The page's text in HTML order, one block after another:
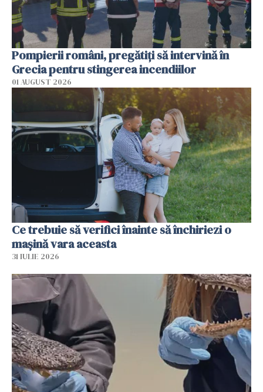
Pompierii români, pregătiţi să intervină în
Grecia pentru stingerea incendiilor
01 AUGUST 2026
Ce trebuie să verifici înainte să închiriezi o
mașină vara aceasta
31 IULIE 2026